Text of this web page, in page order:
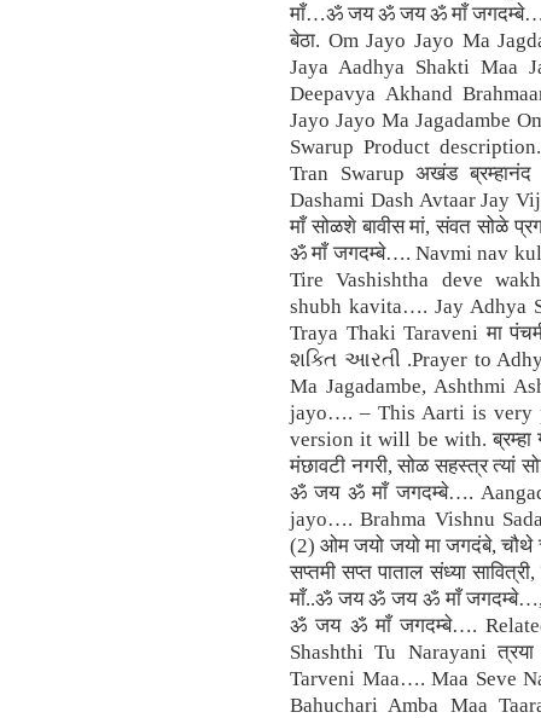
माँ…ॐ जय ॐ जय ॐ माँ जगदम्बे…,
बेठा. Om Jayo Jayo Ma
Jaya Aadhya Shakti Maa
Deepavya Akhand
Jayo Jayo Ma Jagadambe
Swarup Product
Tran Swarup अखंड ब्रम्हानंद
Dashami Dash Avtaar Jay
माँ सोळशे बावीस मां, संवत सोळे
ॐ माँ जगदम्बे…. Navmi nav
Tire Vashishtha deve
shubh kavita…. Jay Adhya
Traya Thaki Taraveni मा
શક્તિ આરતી .Prayer to
Ma Jagadambe, Ashthmi
jayo…. – This Aarti is very
version it will be with. ब्रम्हा
मंछावटी नगरी, सोळ सहस्त्र त्यां
ॐ जय ॐ माँ जगदम्बे….
jayo…. Brahma Vishnu
(2) ओम जयो जयो मा जगदंबे, चौथे
सप्तमी सप्त पाताल संध्या
माँ..ॐ जय ॐ जय ॐ माँ जगदम्बे…,
ॐ जय ॐ माँ जगदम्बे….
Shashthi Tu Narayani
Tarveni Maa…. Maa Seve
Bahuchari Amba Maa